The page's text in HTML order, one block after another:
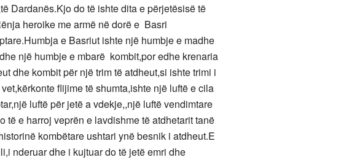
Dardanës.Kjo do të ishte dita e përjetësisë të
heroike me armë në dorë e Basri
e Basriut ishte një humbje e madhe
një humbje e mbarë kombit,por edhe krenaria
dhe kombit për një trim të atdheut,si ishte trimi i
flijime të shumta,ishte një luftë e cila
luftë për jetë a vdekje,,një luftë vendimtare
të e harroj veprën e lavdishme të atdhetarit tanë
kombëtare ushtari ynë besnik i atdheut.E
nderuar dhe i kujtuar do të jetë emri dhe